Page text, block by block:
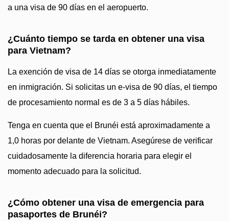
a una visa de 90 días en el aeropuerto.
¿Cuánto tiempo se tarda en obtener una visa
para Vietnam?
La exención de visa de 14 días se otorga inmediatamente
en inmigración. Si solicitas un e-visa de 90 días, el tiempo
de procesamiento normal es de 3 a 5 días hábiles.
Tenga en cuenta que el Brunéi está aproximadamente a
1,0 horas por delante de Vietnam. Asegúrese de verificar
cuidadosamente la diferencia horaria para elegir el
momento adecuado para la solicitud.
¿Cómo obtener una visa de emergencia para
pasaportes de Brunéi?